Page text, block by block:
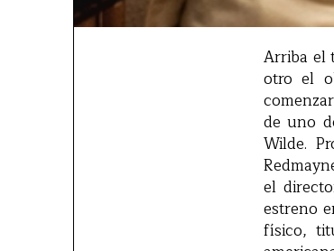
Arriba el
otro el
de uno
Wilde.
el
estreno
físico,